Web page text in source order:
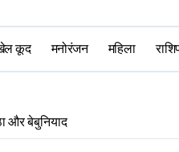
कूद मनोरंजन महिला
और बेबुनियाद